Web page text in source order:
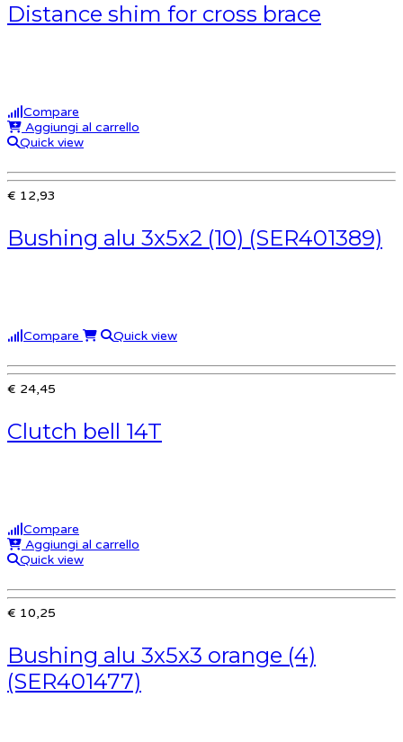
Distance shim for cross brace
Compare
Aggiungi al carrello
Quick view
€ 12,93
Bushing alu 3x5x2 (10) (SER401389)
Compare Quick view
€ 24,45
Clutch bell 14T
Compare
Aggiungi al carrello
Quick view
€ 10,25
Bushing alu 3x5x3 orange (4)
(SER401477)